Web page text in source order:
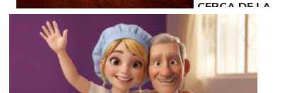
CERCA DE LA
PERLA; NO HAY
LESIONADOS